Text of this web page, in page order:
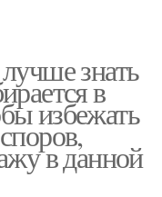
знать
в
избежать
в данной